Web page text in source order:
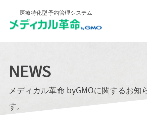
医療特化型 予約管理システム
NEWS
メディカル革命 byGMOに関するお知
す。